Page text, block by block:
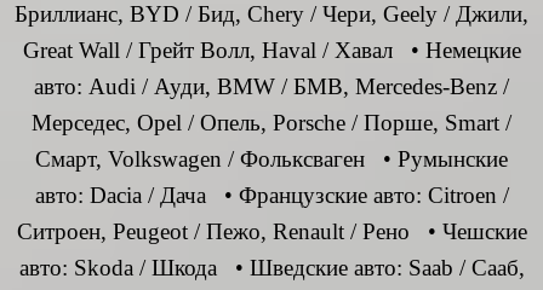
Бриллианс, BYD / Бид, Chery / Чери, Geely / Джили,
Great Wall / Грейт Волл, Haval / Хавал • Немецкие
авто: Audi / Ауди, BMW / БМВ, Mercedes-Benz /
Мерседес, Opel / Опель, Porsche / Порше, Smart /
Смарт, Volkswagen / Фольксваген • Румынские
авто: Dacia / Дача • Французские авто: Citroen /
Ситроен, Peugeot / Пежо, Renault / Рено • Чешские
авто: Skoda / Шкода • Шведские авто: Saab / Сааб,